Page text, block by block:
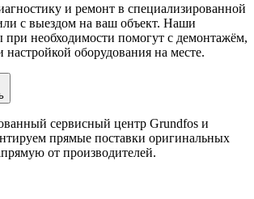
и ремонт в специализированной
с выездом на ваш объект. Наши
при необходимости помогут с демонтажём,
настройкой оборудования на месте.
сервисный центр Grundfos и
прямые поставки оригинальных
от производителей.